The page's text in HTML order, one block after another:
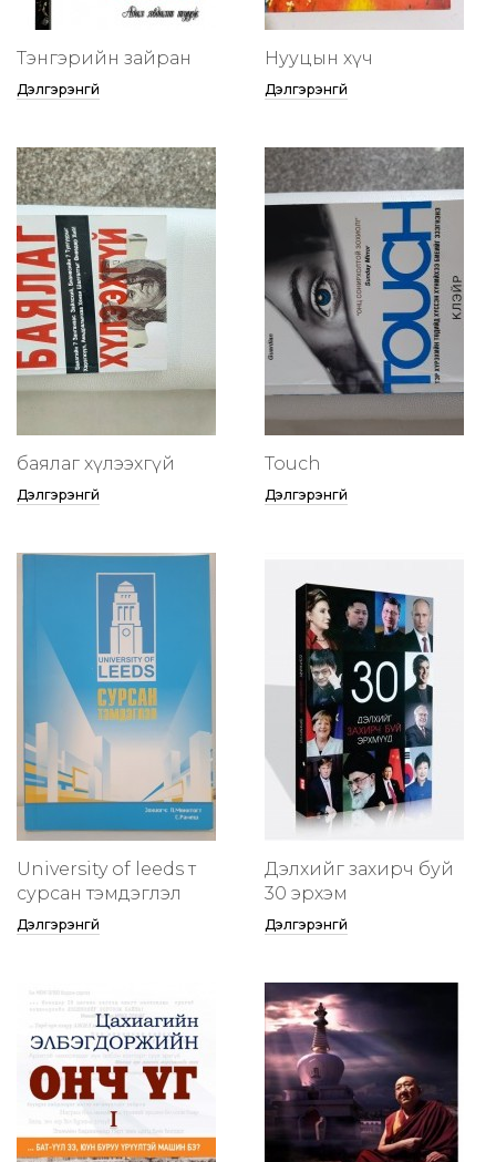
Тэнгэрийн зайран
Дэлгэрэнгүй
Нууцын хүч
Дэлгэрэнгүй
баялаг хүлээхгүй
Дэлгэрэнгүй
Touch
Дэлгэрэнгүй
University of leeds т
сурсан тэмдэглэл
Дэлгэрэнгүй
Дэлхийг захирч буй
30 эрхэм
Дэлгэрэнгүй